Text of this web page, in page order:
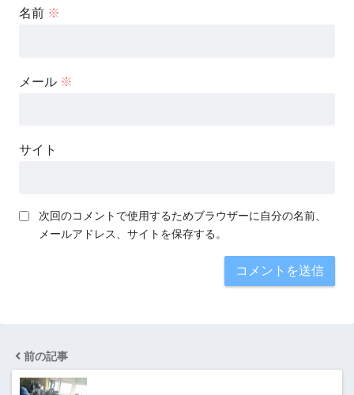
名前 ※
メール ※
サイト
次回のコメントで使用するためブラウザーに自分の名前、
メールアドレス、サイトを保存する。
前の記事